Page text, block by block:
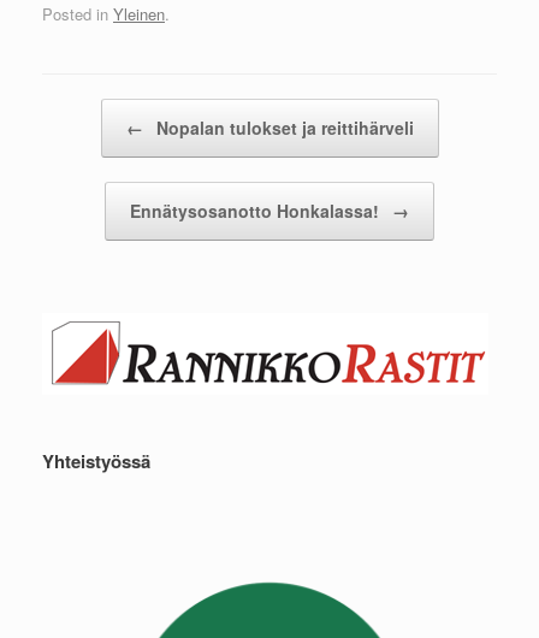
Posted in Yleinen.
← Nopalan tulokset ja reittihärveli
Ennätysosanotto Honkalassa! →
Yhteistyössä